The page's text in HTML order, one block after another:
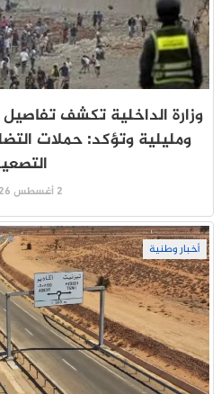
وزارة الداخلية تكشف
ومليلية وتؤكد: حملات
2 أغسطس 2026
أخبار وطنية